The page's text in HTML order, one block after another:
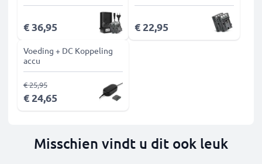
€ 36,95 € 22,95
Voeding + DC Koppeling
accu
€ 24,65
€ 25,95
Misschien vindt u dit ook leuk